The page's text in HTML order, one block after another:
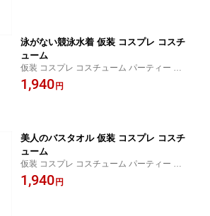
泳がない競泳水着 仮装 コスプレ コスチ
ューム
仮装 コスプレ コスチューム パーティー ハ
ロウィン パーティーグッズ 宴会 イベント
1,940円
美人のバスタオル 仮装 コスプレ コスチ
ューム
仮装 コスプレ コスチューム パーティー ハ
ロウィン パーティーグッズ 宴会 イベント
1,940円